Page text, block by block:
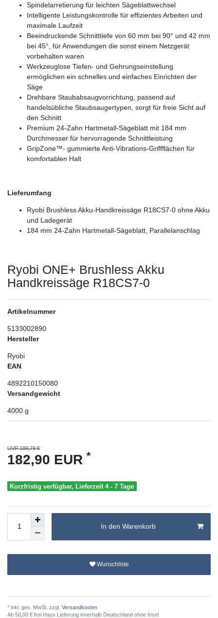
Spindelarretierung für leichten Sägeblattwechsel
Intelligente Leistungskontrolle für effizientes Arbeiten und
maximale Laufzeit
Beeindruckende Schnitttiefe von 60 mm bei 90° und 42 mm
bei 45°, für Anwendungen die sonst einem Netzgerät
vorbehalten waren
Werkzeuglose Tiefen- und Gehrungseinstellung
ermöglichen ein schnelles und einfaches Einrichten der
Säge
Drehbare Staubabsaugvorrichtung, passend auf
handelsübliche Staubsaugertypen, sorgt für freie Sicht auf
den Schnitt
Premium 24-Zahn Hartmetall-Sägeblatt mit 184 mm
Durchmesser für hervorragende Schnittleistung
GripZone™- gummierte Anti-Vibrations-Griffflächen für
komfortablen Halt
Lieferumfang
Ryobi Brushless Akku-Handkreissäge R18CS7-0 ohne Akku
und Ladegerät
184 mm 24-Zahn Hartmetall-Sägeblatt, Parallelanschlag
Ryobi ONE+ Brushless Akku
Handkreissäge R18CS7-0
Artikelnummer
5133002890
Hersteller
Ryobi
EAN
4892210150080
Versandgewicht
4000 g
UVP 189,79 €
182,90 EUR *
Kurzfristig verfügbar, Lieferzeit 4 - 7 Tage
In den Warenkorb
Wunschliste
* inkl. ges. MwSt. zzgl. Versandkosten
Ab 50,00 € frei Haus Lieferung innerhalb Deutschland ohne Insel